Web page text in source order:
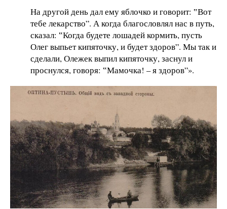
На другой день дал ему яблочко и говорит: ‟Вот
тебе лекарство”. А когда благословлял нас в путь,
сказал: ‟Когда будете лошадей кормить, пусть
Олег выпьет кипяточку, и будет здоров”. Мы так и
сделали, Олежек выпил кипяточку, заснул и
проснулся, говоря: ‟Мамочка! – я здоров”».